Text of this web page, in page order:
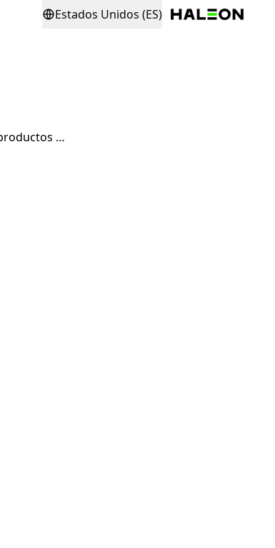
Estados Unidos (ES)
¿Cómo puedo convertirme en mayorista de productos Advil?